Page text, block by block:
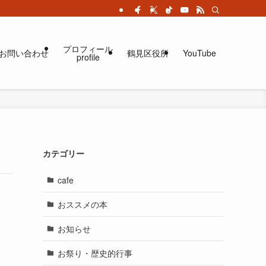
問い合わせ プロフィール
profile 鶴見区役所 YouTube
カテゴリー
cafe
おススメの本
お知らせ
お祭り・歴史的行事